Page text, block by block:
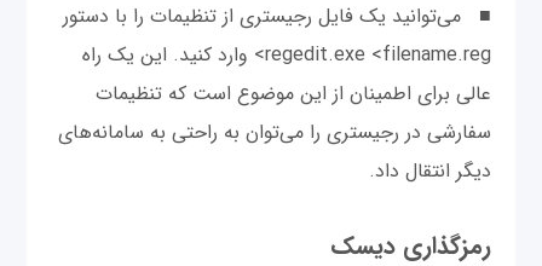
■ می‌توانید یک فایل رجیستری از تنظیمات را با دستور
regedit.exe <filename.reg> وارد کنید. این یک راه
عالی برای اطمینان از این موضوع است که تنظیمات
سفارشی در رجیستری را می‌توان به راحتی به سامانه‌های
دیگر انتقال داد.
رمزگذاری دیسک